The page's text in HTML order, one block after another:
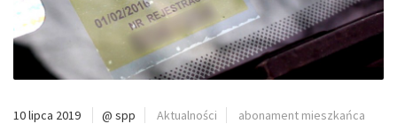
10 lipca 2019 @ spp Aktualności
abonament mieszkańca